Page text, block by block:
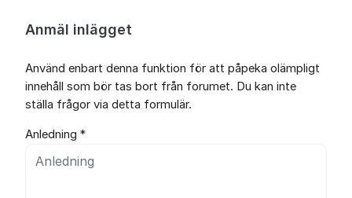
Anmäl inlägget
Använd enbart denna funktion för att påpeka olämpligt
innehåll som bör tas bort från forumet. Du kan inte
ställa frågor via detta formulär.
Anledning *